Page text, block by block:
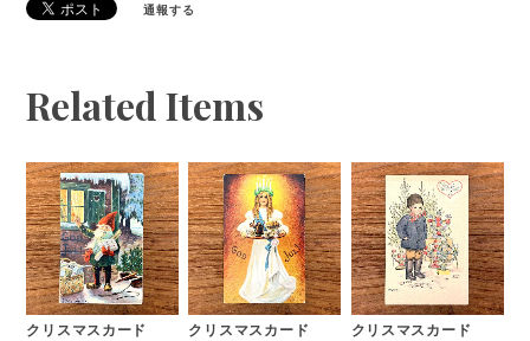
通報する
Related Items
クリスマスカード
クリスマスカード
クリスマスカード